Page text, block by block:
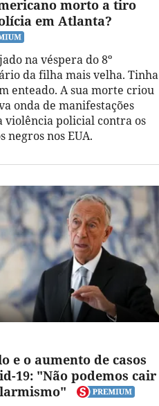
morto a tiro
em Atlanta?
na véspera do 8º
da filha mais velha. Tinha
enteado. A sua morte criou
onda de manifestações
violência policial contra os
negros nos EUA.
e o aumento de casos
19: "Não podemos cair